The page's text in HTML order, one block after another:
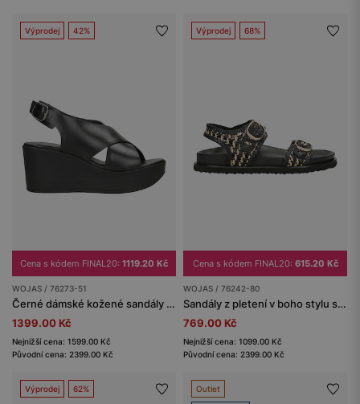
Výprodej 42%
Cena s kódem FINAL20: 1119.20 Kč
WOJAS / 76273-51
Černé dámské kožené sandály na klínovém podpatku
1399.00 Kč
Nejnižší cena: 1599.00 Kč
Původní cena: 2399.00 Kč
Výprodej 68%
Cena s kódem FINAL20: 615.20 Kč
WOJAS / 76242-80
Sandály z pletení v boho stylu s kovovými přezkami
769.00 Kč
Nejnižší cena: 1099.00 Kč
Původní cena: 2399.00 Kč
Výprodej 62% Outlet